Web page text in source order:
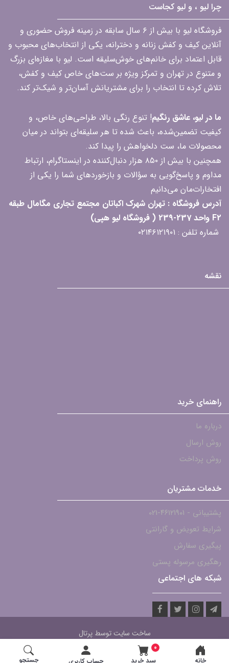
خانه
0
سبد خرید
جستجو
چرا لیو ، و لیو کجاست
فروشگاه لیو با بیش از ۶ سال سابقه در زمینه فروش حضوری و
آنلاین کیف و کفش زنانه و دخترانه، یکی از انتخاب‌های محبوب و
قابل اعتماد برای خانم‌های خوش‌سلیقه است. لیو با مغازه‌ای بزرگ
و متنوع در تهران و تمرکز ویژه بر ست‌های خاص کیف و کفش،
تلاش کرده تا انتخاب را برای مشتریانش آسان‌تر و شیک‌تر کند.
ما در لیو، عاشق رنگیم! تنوع رنگی بالا، طراحی‌های خاص، و
کیفیت تضمین‌شده، باعث شده تا هر سلیقه‌ای بتواند در میان
محصولات ما، ست دلخواهش را پیدا کند.
همچنین با بیش از ۸۵۰ هزار دنبال‌کننده در اینستاگرام، ارتباط
مداوم و پاسخ‌گویی به سؤالات و بازخوردهای شما را یکی از
افتخارات‌مان می‌دانیم
آدرس فروشگاه : تهران شهرک اکباتان مجتمع تجاری مگامال طبقه
F2 واحد 237-239 ( فروشگاه لیو هپی)
شماره تلفن : ۰۲۱۴۶۱۲۱۹۰۱
نقشه
راهنمای خرید
درباره ما
روش ارسال
روش پرداخت
خدمات مشتریان
پشتیبانی - ۴۶۱۲۱۹۰۱-021
شرایط تعویض و گارانتی
پیگیری سفارش
رهگیری مرسوله پستی
شبکه های اجتماعی
ساخت سایت توسطپرتال